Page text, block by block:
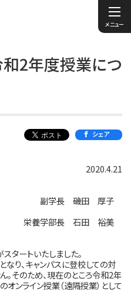
メニュー
和2年度授業につ
シェア
2020.4.21
副学長 磯田 厚子
栄養学部長 石田 裕美
タートいたしました。
り、キャンパスに登校しての対
。そのため、現在のところ令和2年
ンライン授業（遠隔授業）として